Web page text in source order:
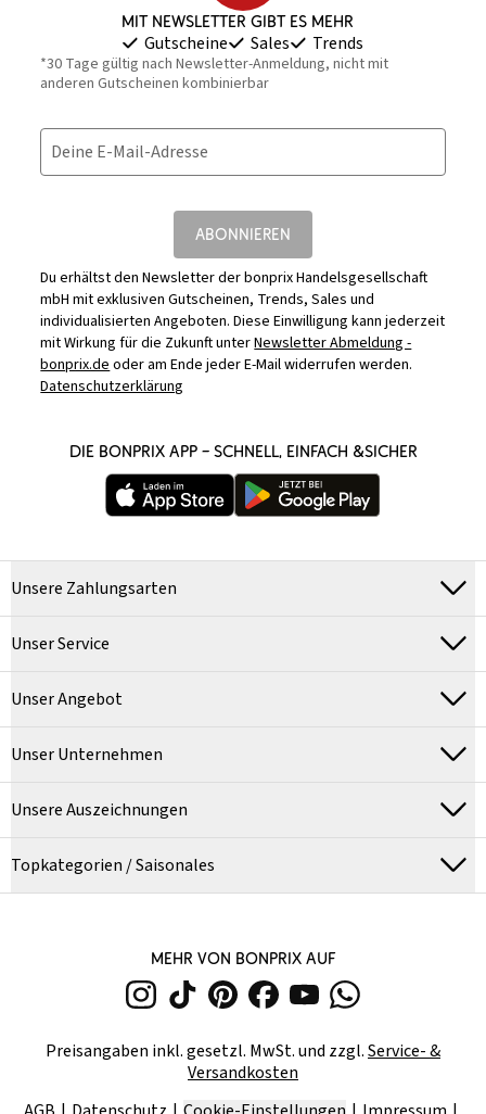
Mit Newsletter gibt es mehr
Gutscheine Sales Trends
*30 Tage gültig nach Newsletter-Anmeldung, nicht mit
anderen Gutscheinen kombinierbar
Deine E-Mail-Adresse
ABONNIEREN
Du erhältst den Newsletter der bonprix Handelsgesellschaft
mbH mit exklusiven Gutscheinen, Trends, Sales und
individualisierten Angeboten. Diese Einwilligung kann jederzeit
mit Wirkung für die Zukunft unterNewsletter Abmeldung -
bonprix.deoder am Ende jeder E-Mail widerrufen werden.
Datenschutzerklärung
DIE BONPRIX APP – SCHNELL, EINFACH &SICHER
Unsere Zahlungsarten
Unser Service
Unser Angebot
Unser Unternehmen
Unsere Auszeichnungen
Topkategorien / Saisonales
MEHR VON BONPRIX AUF
Preisangaben inkl. gesetzl. MwSt. und zzgl.Service- &
Versandkosten